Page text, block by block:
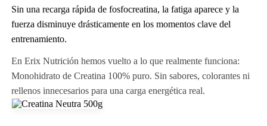
Sin una recarga rápida de fosfocreatina, la fatiga aparece y la
fuerza disminuye drásticamente en los momentos clave del
entrenamiento.
En Erix Nutrición hemos vuelto a lo que realmente funciona:
Monohidrato de Creatina 100% puro. Sin sabores, colorantes ni
rellenos innecesarios para una carga energética real.